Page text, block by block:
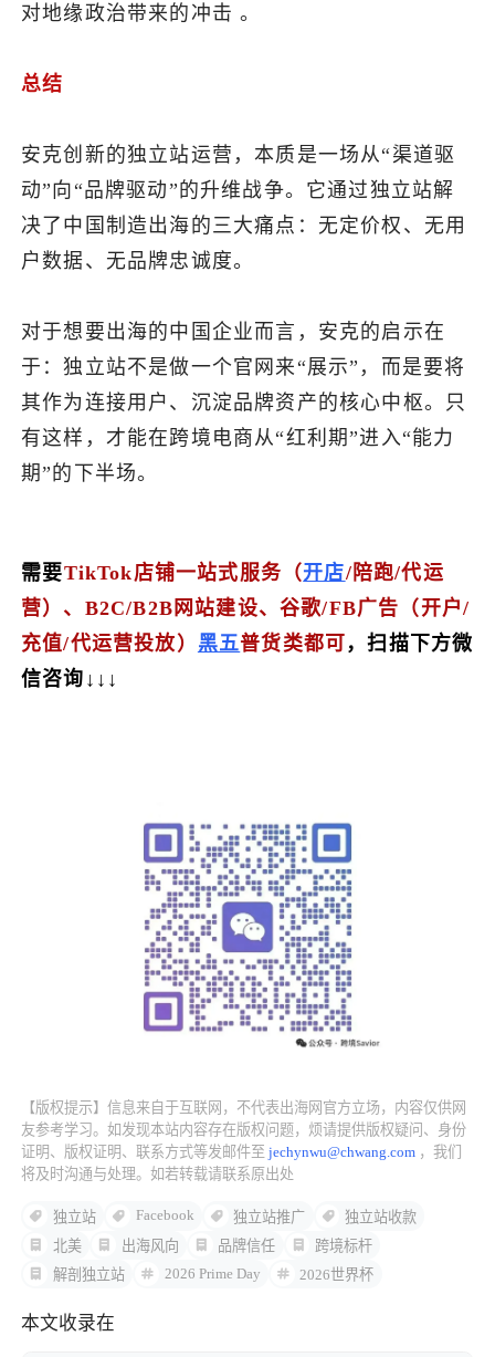
对地缘政治带来的冲击 。
总结
安克创新的独立站运营，本质是一场从“渠道驱
动”向“品牌驱动”的升维战争。它通过独立站解
决了中国制造出海的三大痛点：无定价权、无用
户数据、无品牌忠诚度。
对于想要出海的中国企业而言，安克的启示在
于：独立站不是做一个官网来“展示”，而是要将
其作为连接用户、沉淀品牌资产的核心中枢。只
有这样，才能在跨境电商从“红利期”进入“能力
期”的下半场。
需要TikTok店铺一站式服务（开店/陪跑/代运
营）、B2C/B2B网站建设、谷歌/FB广告（开户/
充值/代运营投放） 黑五普货类都可 ，扫描下方微
信咨询↓↓↓
【版权提示】信息来自于互联网，不代表出海网官方立场，内容仅供网
友参考学习。如发现本站内容存在版权问题，烦请提供版权疑问、身份
证明、版权证明、联系方式等发邮件至jechynwu@chwang.com ，我们
将及时沟通与处理。如若转载请联系原出处
独立站 Facebook 独立站推广
独立站收款
北美
出海风向 品牌信任
跨境标杆
解剖独立站
2026 Prime Day 2026世界杯
本文收录在